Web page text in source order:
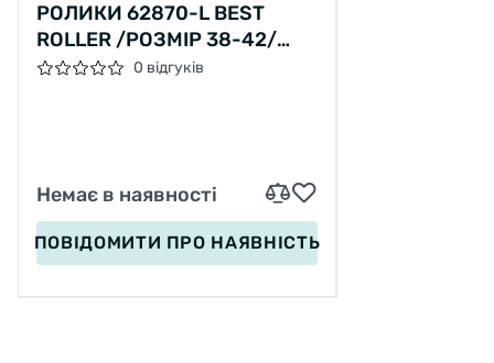
РОЛИКИ 62870-L BEST
ROLLER /РОЗМІР 38-42/
КОЛІР – РОЖЕВИЙ КОЛЕСА
0 відгуків
Немає в наявності
ПОВІДОМИТИ ПРО НАЯВНІСТЬ